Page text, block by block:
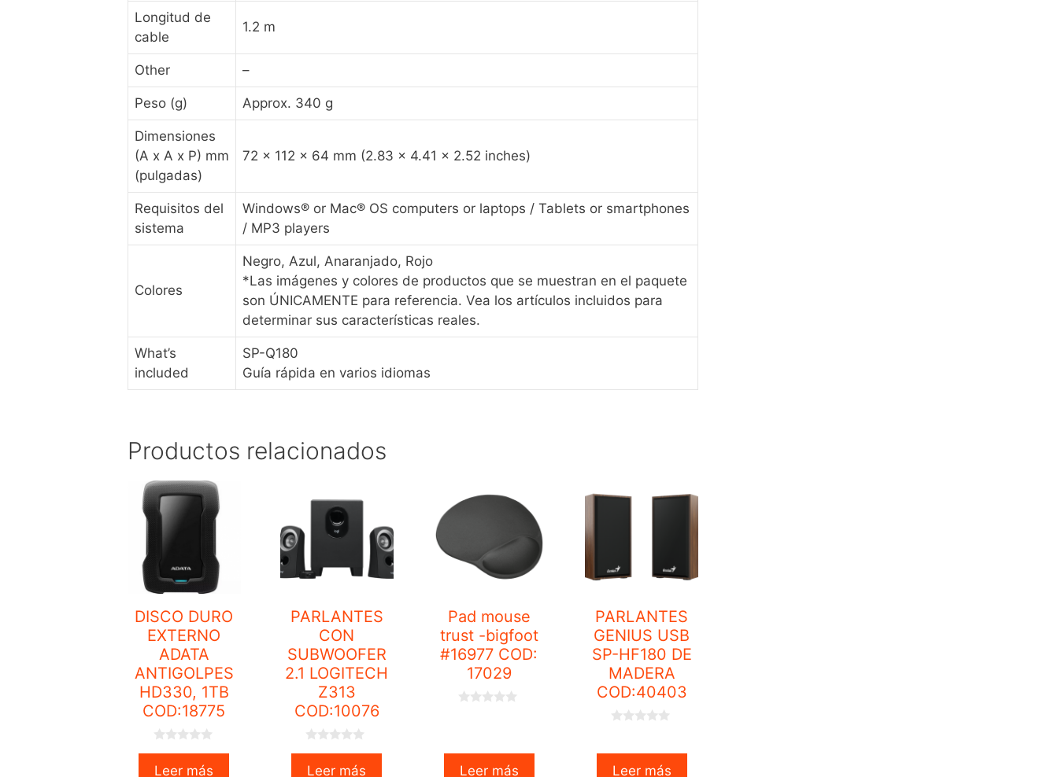
Longitud de
cable
1.2 m
Other –
Peso (g) Approx. 340 g
Dimensiones
(A x A x P) mm
(pulgadas)
72 x 112 x 64 mm (2.83 x 4.41 x 2.52 inches)
Requisitos del
sistema
Windows® or Mac® OS computers or laptops / Tablets or smartphones
/ MP3 players
Colores
Negro, Azul, Anaranjado, Rojo
*Las imágenes y colores de productos que se muestran en el paquete
son ÚNICAMENTE para referencia. Vea los artículos incluidos para
determinar sus características reales.
What’s
included
SP-Q180
Guía rápida en varios idiomas
Productos relacionados
DISCO DURO
EXTERNO
ADATA
ANTIGOLPES
HD330, 1TB
COD:18775
u
Leer más
PARLANTES
CON
SUBWOOFER
2.1 LOGITECH
Z313
COD:10076
u
Leer más
Pad mouse
trust -bigfoot
#16977 COD:
17029
o
fLeer más
PARLANTES
GENIUS USB
SP-HF180 DE
MADERA
COD:40403
u
tLeer más